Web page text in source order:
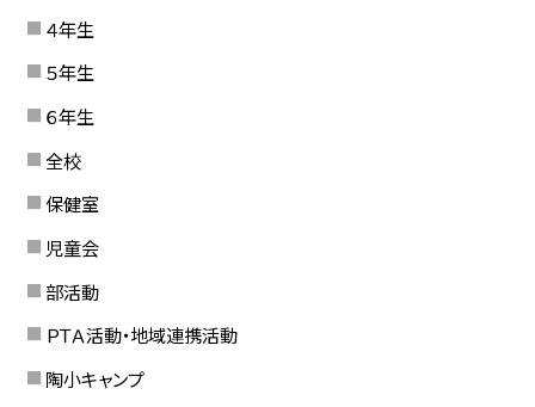
４年生
５年生
６年生
全校
保健室
児童会
部活動
ＰＴＡ活動・地域連携活動
陶小キャンプ